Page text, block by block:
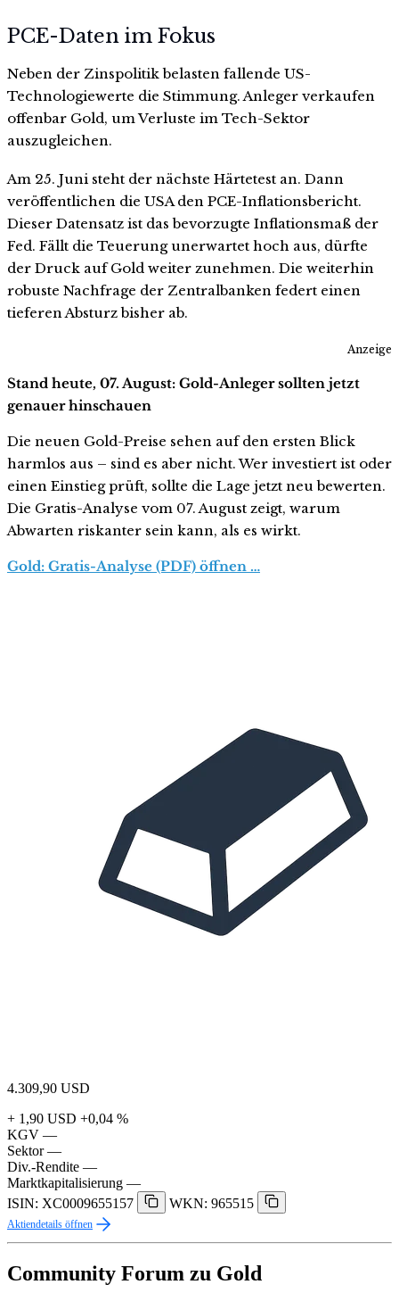
PCE-Daten im Fokus
Neben der Zinspolitik belasten fallende US-
Technologiewerte die Stimmung. Anleger verkaufen
offenbar Gold, um Verluste im Tech-Sektor
auszugleichen.
Am 25. Juni steht der nächste Härtetest an. Dann
veröffentlichen die USA den PCE-Inflationsbericht.
Dieser Datensatz ist das bevorzugte Inflationsmaß der
Fed. Fällt die Teuerung unerwartet hoch aus, dürfte
der Druck auf Gold weiter zunehmen. Die weiterhin
robuste Nachfrage der Zentralbanken federt einen
tieferen Absturz bisher ab.
Anzeige
Stand heute, 07. August: Gold-Anleger sollten jetzt
genauer hinschauen
Die neuen Gold-Preise sehen auf den ersten Blick
harmlos aus – sind es aber nicht. Wer investiert ist oder
einen Einstieg prüft, sollte die Lage jetzt neu bewerten.
Die Gratis-Analyse vom 07. August zeigt, warum
Abwarten riskanter sein kann, als es wirkt.
Gold: Gratis-Analyse (PDF) öffnen …
4.309,90 USD
+ 1,90 USD +0,04 %
KGV —
Sektor —
Div.-Rendite —
Marktkapitalisierung —
ISIN: XC0009655157
WKN: 965515
Aktiendetails öffnen
Community Forum zu Gold